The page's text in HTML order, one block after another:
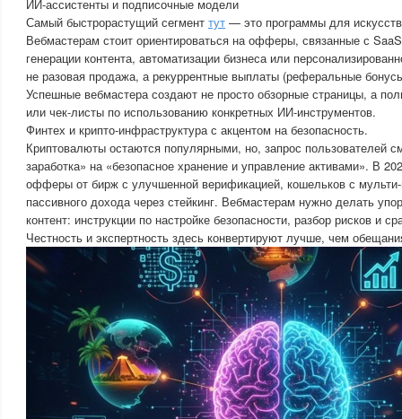
ИИ-ассистенты и подписочные модели
Самый быстрорастущий сегмент тут — это программы для
Вебмастерам стоит ориентироваться на офферы, связанные с
генерации контента, автоматизации бизнеса или
не разовая продажа, а рекуррентные выплаты (реферальные
Успешные вебмастера создают не просто обзорные страницы, а
или чек-листы по использованию конкретных ИИ-инструментов.
Финтех и крипто-инфраструктура с акцентом на безопасность.
Криптовалюты остаются популярными, но, запрос пользователей
заработка» на «безопасное хранение и управление активами». В
офферы от бирж с улучшенной верификацией, кошельков с
пассивного дохода через стейкинг. Вебмастерам нужно делать
контент: инструкции по настройке безопасности, разбор рисков и
Честность и экспертность здесь конвертируют лучше, чем